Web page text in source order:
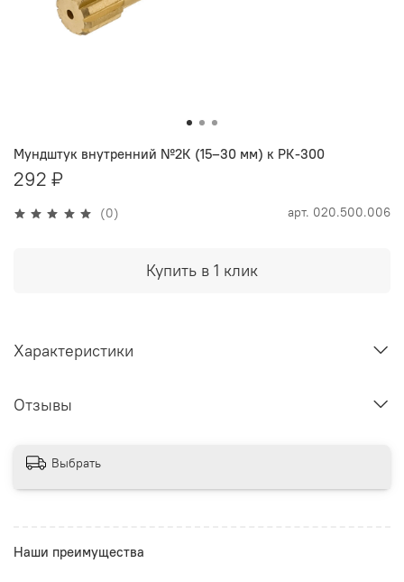
(0) арт. 020.500.006
Мундштук внутренний №2К (15–30 мм) к РК-300
292 ₽
Купить в 1 клик
Характеристики
Отзывы
Выбрать
Наши преимущества